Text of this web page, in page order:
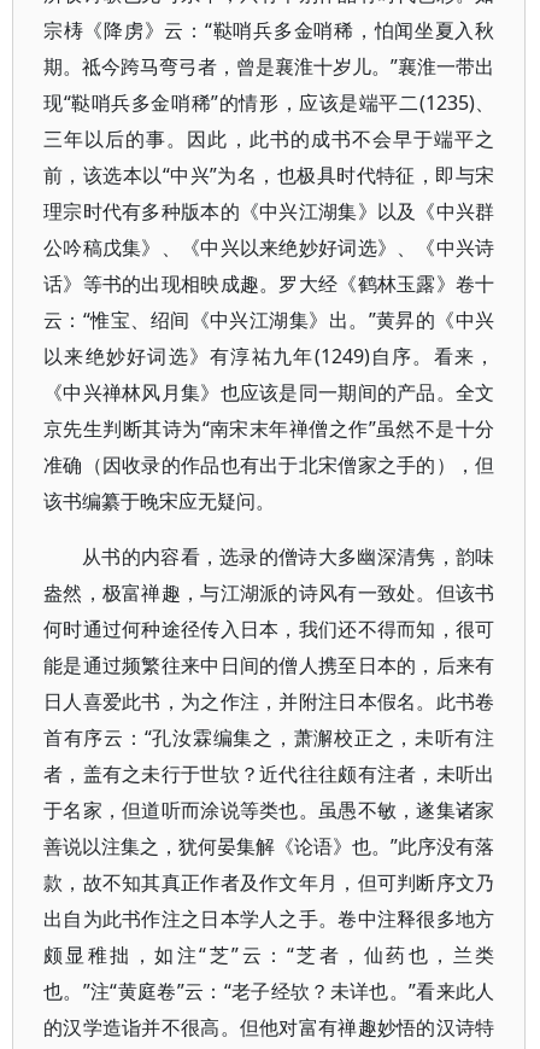
宗梼《降虏》云：“鞑哨兵多金哨稀，怕闻坐夏入秋
期。祗今跨马弯弓者，曾是襄淮十岁儿。”襄淮一带出
现“鞑哨兵多金哨稀”的情形，应该是端平二(1235)、
三年以后的事。因此，此书的成书不会早于端平之
前，该选本以“中兴”为名，也极具时代特征，即与宋
理宗时代有多种版本的《中兴江湖集》以及《中兴群
公吟稿戊集》、《中兴以来绝妙好词选》、《中兴诗
话》等书的出现相映成趣。罗大经《鹤林玉露》卷十
云：“惟宝、绍间《中兴江湖集》出。”黄昇的《中兴
以来绝妙好词选》有淳祐九年(1249)自序。看来，
《中兴禅林风月集》也应该是同一期间的产品。全文
京先生判断其诗为“南宋末年禅僧之作”虽然不是十分
准确（因收录的作品也有出于北宋僧家之手的），但
该书编纂于晚宋应无疑问。
从书的内容看，选录的僧诗大多幽深清隽，韵味
盎然，极富禅趣，与江湖派的诗风有一致处。但该书
何时通过何种途径传入日本，我们还不得而知，很可
能是通过频繁往来中日间的僧人携至日本的，后来有
日人喜爱此书，为之作注，并附注日本假名。此书卷
首有序云：“孔汝霖编集之，萧澥校正之，未听有注
者，盖有之未行于世欤？近代往往颇有注者，未听出
于名家，但道听而涂说等类也。虽愚不敏，遂集诸家
善说以注集之，犹何晏集解《论语》也。”此序没有落
款，故不知其真正作者及作文年月，但可判断序文乃
出自为此书作注之日本学人之手。卷中注释很多地方
颇显稚拙，如注“芝”云：“芝者，仙药也，兰类
也。”注“黄庭卷”云：“老子经欤？未详也。”看来此人
的汉学造诣并不很高。但他对富有禅趣妙悟的汉诗特